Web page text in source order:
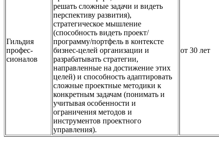
Гильдия
профес-
сионалов
решать сложные задачи и видеть
перспективу развития),
стратегическое мышление
(способность видеть проект/
программу/портфель в контексте
бизнес-целей организации и
разрабатывать стратегии,
направленные на достижение этих
целей) и способность адаптировать
сложные проектные методики к
конкретным задачам (понимать и
учитывая особенности и
ограничения методов и
инструментов проектного
управления).
от 30 лет